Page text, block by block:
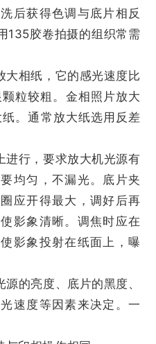
后获得色调与底片相反
135胶卷拍摄的组织常需
大相纸，它的感光速度比
粒较粗。金相照片放大
。通常放大纸选用反差
进行，要求放大机光源有
均匀，不漏光。底片夹
应开得最大，调好后再
影象清晰。调焦时应在
影象投射在纸面上，曝
的亮度、底片的黑度、
速度等因素来决定。一